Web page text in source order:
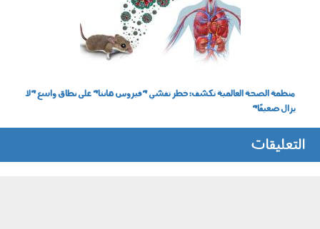
منظمة الصحة العالمية تكشف: خطر تفشي "فيروس هانتا" على نطاق واسع "لا
يزال ضعيفًا"
التعليقات